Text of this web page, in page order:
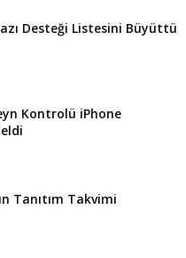
Desteği Listesini Büyüttü
Kontrolü iPhone
Tanıtım Takvimi